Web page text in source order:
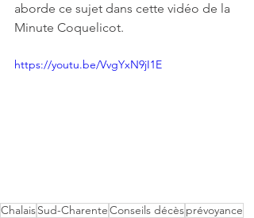
aborde ce sujet dans cette vidéo de la
Minute Coquelicot.
https://youtu.be/VvgYxN9jI1E
ChalaisSud-CharenteConseils décèsprévoyance